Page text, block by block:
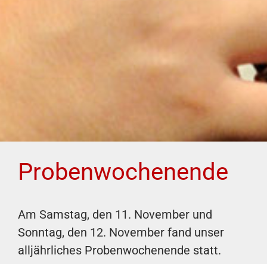
Probenwochenende
Am Samstag, den 11. November und
Sonntag, den 12. November fand unser
alljährliches Probenwochenende statt.